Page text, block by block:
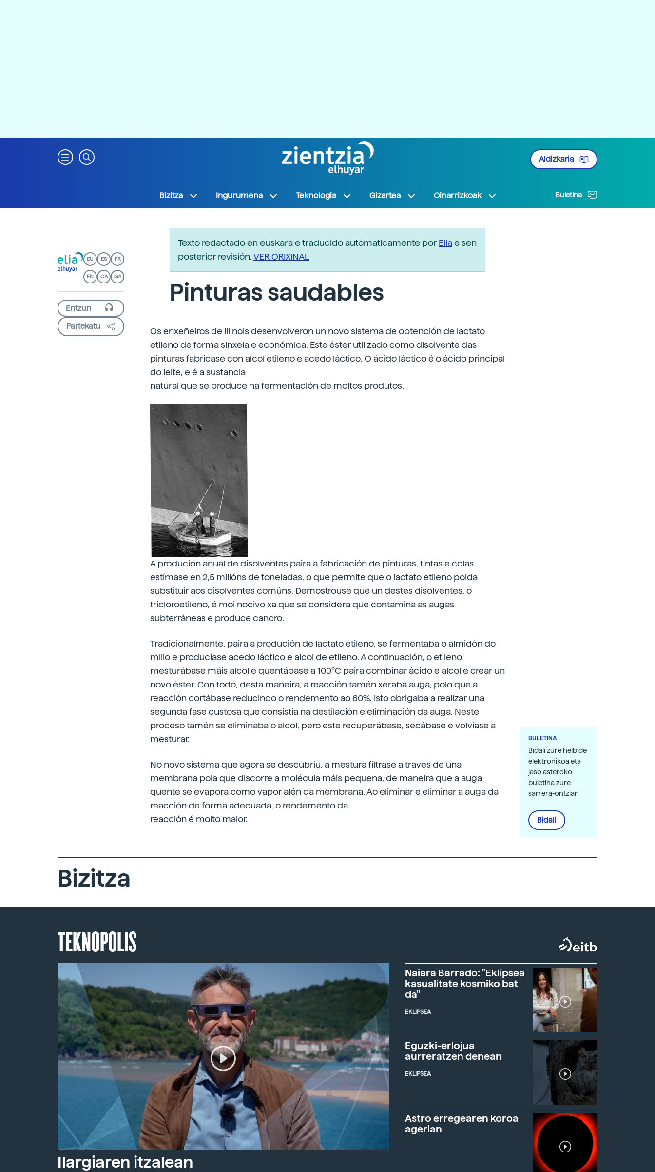
Aldizkaria
Bizitza Ingurumena Teknologia Gizartea Oinarrizkoak Buletina
EU ES FR
EN CA GA
Partekatu
Texto redactado en euskara e traducido automaticamente porEliae sen
posterior revisión.VER ORIXINAL
Pinturas saudables
Os enxeñeiros de Illinois desenvolveron un novo sistema de obtención de lactato
etileno de forma sinxela e económica. Este éster utilizado como disolvente das
pinturas fabrícase con alcol etileno e acedo láctico. O ácido láctico é o ácido principal
do leite, e é a sustancia
natural que se produce na fermentación de moitos produtos.
A produción anual de disolventes paira a fabricación de pinturas, tintas e colas
estímase en 2,5 millóns de toneladas, o que permite que o lactato etileno poida
substituír aos disolventes comúns. Demostrouse que un destes disolventes, o
tricloroetileno, é moi nocivo xa que se considera que contamina as augas
subterráneas e produce cancro.
Tradicionalmente, paira a produción de lactato etileno, se fermentaba o almidón do
millo e producíase acedo láctico e alcol de etileno. A continuación, o etileno
mesturábase máis alcol e quentábase a 100ºC paira combinar ácido e alcol e crear un
novo éster. Con todo, desta maneira, a reacción tamén xeraba auga, polo que a
reacción cortábase reducindo o rendemento ao 60%. Isto obrigaba a realizar una
segunda fase custosa que consistía na destilación e eliminación da auga. Neste
proceso tamén se eliminaba o alcol, pero este recuperábase, secábase e volvíase a
mesturar.
No novo sistema que agora se descubriu, a mestura fíltrase a través de una
membrana pola que discorre a molécula máis pequena, de maneira que a auga
quente se evapora como vapor alén da membrana. Ao eliminar e eliminar a auga da
reacción de forma adecuada, o rendemento da
reacción é moito maior.
BULETINA
Bidali zure helbide
elektronikoa eta
jaso asteroko
buletina zure
sarrera-ontzian
Bidali
Bizitza
TEKNOPOLIS
Ilargiaren itzalean
Naiara Barrado: "Eklipsea
kasualitate kosmiko bat
da"
EKLIPSEA
Eguzki-erlojua
aurreratzen denean
EKLIPSEA
Astro erregearen koroa
agerian